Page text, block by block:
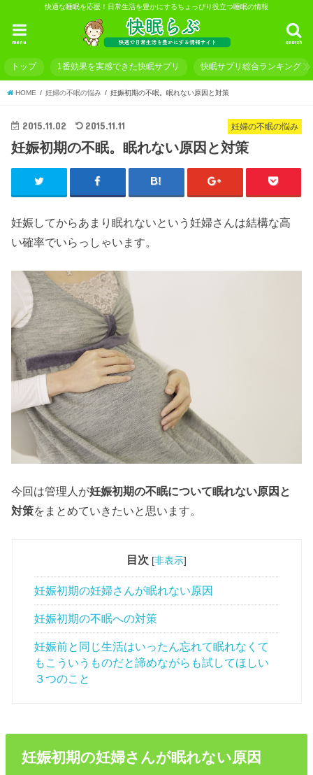
快適な睡眠を応援！日常生活を豊かにするちょっぴり役立つ睡眠の情報
search
menu
トップ 1番効果を実感できた快眠サプリ 快眠サプリ総合ランキング
HOME 妊婦の不眠の悩み 妊娠初期の不眠。眠れない原因と対策
妊婦の不眠の悩み
2015.11.02 2015.11.11
妊娠初期の不眠。眠れない原因と対策
妊娠してからあまり眠れないという妊婦さんは結構な高
い確率でいらっしゃいます。
今回は管理人が妊娠初期の不眠について眠れない原因 と
対策をまとめていきたいと思います。
目次 [非表示]
妊娠初期の妊婦さんが眠れない原因
妊娠初期の不眠への対策
妊娠前と同じ生活はいったん忘れて眠れなくて
もこういうものだと諦めながらも試してほしい
３つのこと
妊娠初期の妊婦さんが眠れない原因